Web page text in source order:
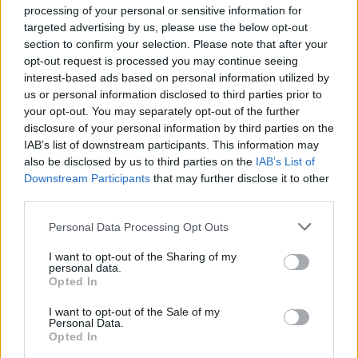
processing of your personal or sensitive information for
targeted advertising by us, please use the below opt-out
section to confirm your selection. Please note that after your
opt-out request is processed you may continue seeing
interest-based ads based on personal information utilized by
us or personal information disclosed to third parties prior to
your opt-out. You may separately opt-out of the further
disclosure of your personal information by third parties on the
IAB’s list of downstream participants. This information may
also be disclosed by us to third parties on the IAB’s List of
Downstream Participants that may further disclose it to other
Please note that this website/app uses one or more Google
not limited to your visit or usage behaviour. You may click to
grant or deny consent to Google and its third-party tags to
use your data for below specified purposes in below Google
consent section.
Personal Data Processing Opt Outs
I want to opt-out of the Sharing of my
personal data.
Opted In
I want to opt-out of the Sale of my
Personal Data.
Opted In
október 25. között zajlik Magyarországon a
kínai-magyar diplomáciai kapcsolatfelvétel 60.
évfordulója alkalmából, s számos program
szórakoztatja a látogatókat. Példaként
említette a budapesti Füvészkertben
rendezendő Ginkgo napokat október 6-án, 7-
én és 8-án. A látogatók egyebek mellett
megismerkedhetnek a gyógynövény
kultúrával, Kína természeti és kulturális
örökségeit láthatják fotókiállításon, valamint
kínai és magyar művészek gingkóval
és gasztronómiai különlegességeit
ismerhetik meg.
A Kínai Nemzetiségek Ének- és
Táncegyüttese a budapesti Madách
Színházban ad műsort október 13-án és 14-
én, 17-én pedig a kecskeméti Katona József